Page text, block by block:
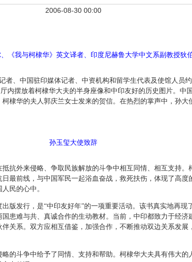
2006-08-30 00:00
《我与柯棣华》英文译者、印度尼赫鲁大学中文系副教授狄
、中国驻印媒体记者、中资机构和留学生代表及使馆人员
内摆放着柯棣华大夫的半身座像和中印友好的历史图片。中
棣华的夫人郭庆兰女士发来的贺信。在热烈的掌声中，孙大
孙玉玺大使致辞
外来侵略、争取民族解放的斗争中相互同情、相互支持。
最前线，与中国军民一起浴血奋战，救死扶伤，体现了高
民的心中。
发行，是“中印友好年”的一项重要活动。该书真实地再现
患难与共、真诚合作的生动教材。当前，中印都致力于经济
关系。双方应相互借鉴，加强合作，不断推动双边关系发
斗争中给予了同情、支持和帮助。柯棣华大夫具有伟大的